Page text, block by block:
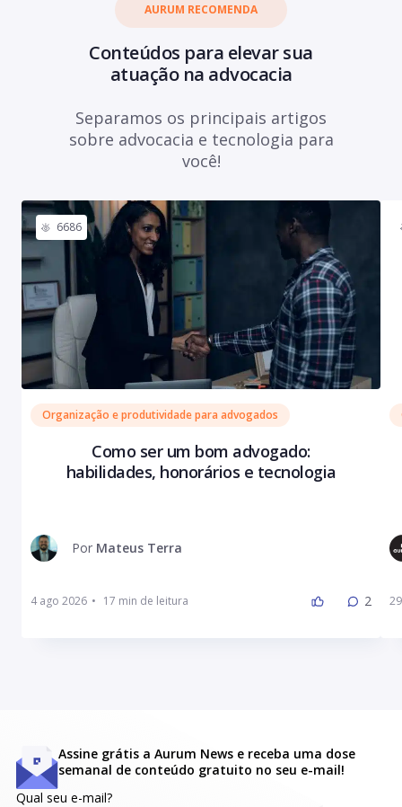
AURUM RECOMENDA
Conteúdos para elevar sua
atuação na advocacia
Separamos os principais artigos
sobre advocacia e tecnologia para
você!
6686
Organização e produtividade para advogados
Como ser um bom advogado:
habilidades, honorários e tecnologia
Por Mateus Terra
4 ago 2026 • 2
Assine grátis a Aurum News e receba uma dose
semanal de conteúdo gratuito no seu e-mail!
Qual seu e-mail?